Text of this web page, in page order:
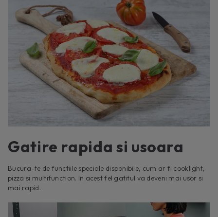
Gatire rapida si usoara
Bucura-te de functiile speciale disponibile, cum ar fi cooklight,
pizza si multifunction. In acest fel gatitul va deveni mai usor si
mai rapid.